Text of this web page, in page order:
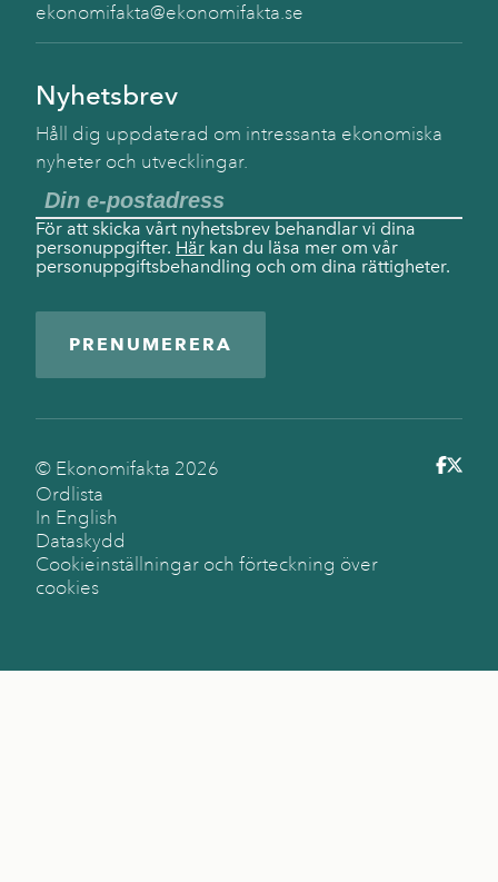
ekonomifakta@ekonomifakta.se
Nyhetsbrev
Håll dig uppdaterad om intressanta ekonomiska
nyheter och utvecklingar.
För att skicka vårt nyhetsbrev behandlar vi dina
personuppgifter. Här kan du läsa mer om vår
personuppgiftsbehandling och om dina rättigheter.
PRENUMERERA
© Ekonomifakta 2026
Ordlista
In English
Dataskydd
Cookieinställningar och förteckning över
cookies